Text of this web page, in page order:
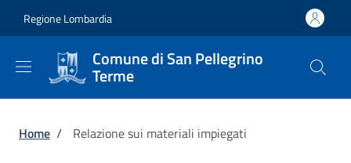
Regione Lombardia
Comune di San Pellegrino
Terme
Briciole di pane
Home / Relazione sui materiali impiegati